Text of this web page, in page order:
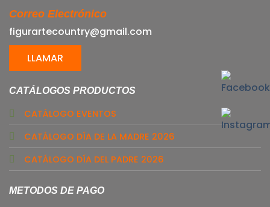
Correo Electrónico
figurartecountry@gmail.com
LLAMAR
CATÁLOGOS PRODUCTOS
CATÁLOGO EVENTOS
CATÁLOGO DÍA DE LA MADRE 2026
CATÁLOGO DÍA DEL PADRE 2026
METODOS DE PAGO